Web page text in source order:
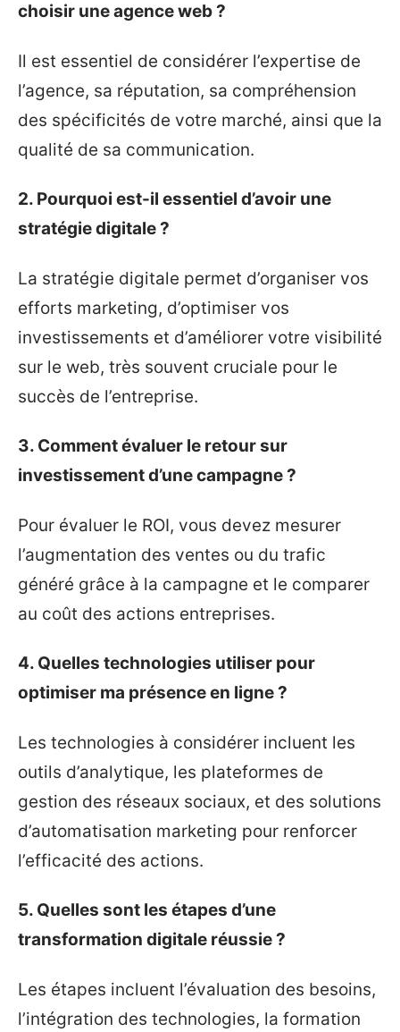
choisir une agence web ?
Il est essentiel de considérer l’expertise de
l’agence, sa réputation, sa compréhension
des spécificités de votre marché, ainsi que la
qualité de sa communication.
2. Pourquoi est-il essentiel d’avoir une
stratégie digitale ?
La stratégie digitale permet d’organiser vos
efforts marketing, d’optimiser vos
investissements et d’améliorer votre visibilité
sur le web, très souvent cruciale pour le
succès de l’entreprise.
3. Comment évaluer le retour sur
investissement d’une campagne ?
Pour évaluer le ROI, vous devez mesurer
l’augmentation des ventes ou du trafic
généré grâce à la campagne et le comparer
au coût des actions entreprises.
4. Quelles technologies utiliser pour
optimiser ma présence en ligne ?
Les technologies à considérer incluent les
outils d’analytique, les plateformes de
gestion des réseaux sociaux, et des solutions
d’automatisation marketing pour renforcer
l’efficacité des actions.
5. Quelles sont les étapes d’une
transformation digitale réussie ?
Les étapes incluent l’évaluation des besoins,
l’intégration des technologies, la formation